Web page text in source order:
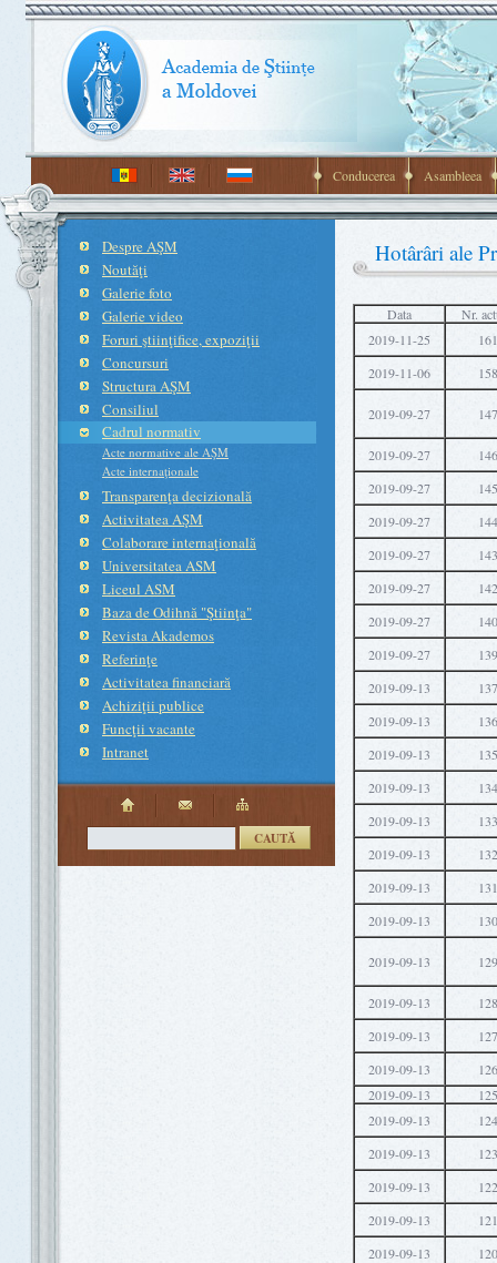
Conducerea Asambleea
Despre AŞM
Noutăţi
Galerie foto
Galerie video
Foruri ştiinţifice, expoziţii
Concursuri
Structura AŞM
Consiliul
Cadrul normativ
Acte normative ale AŞM
Acte internaţionale
Transparenţa decizională
Activitatea AŞM
Colaborare internaţională
Universitatea ASM
Liceul ASM
Baza de Odihnă "Ştiinţa"
Revista Akademos
Referinţe
Activitatea financiară
Achiziţii publice
Funcţii vacante
Intranet
CAUTĂ
Hotârâri ale
Data
Nr.
2019-11-25
161
2019-11-06
158
2019-09-27 147
2019-09-27
146
2019-09-27
145
2019-09-27
144
2019-09-27
143
2019-09-27
142
2019-09-27
140
2019-09-27
139
2019-09-13
137
2019-09-13
136
2019-09-13
135
2019-09-13
134
2019-09-13
133
2019-09-13
132
2019-09-13
131
2019-09-13
130
2019-09-13 129
2019-09-13
128
2019-09-13
127
2019-09-13
126
2019-09-13
125
2019-09-13
124
2019-09-13
123
2019-09-13
122
2019-09-13
121
2019-09-13
120